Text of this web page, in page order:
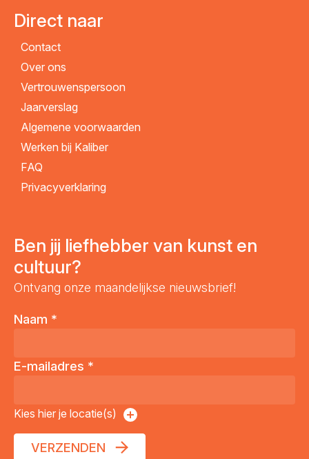
Direct naar
Contact
Over ons
Vertrouwenspersoon
Jaarverslag
Algemene voorwaarden
Werken bij Kaliber
FAQ
Privacyverklaring
Ben jij liefhebber van kunst en
cultuur?
Ontvang onze maandelijkse nieuwsbrief!
Naam *
E-mailadres *
Kies hier je locatie(s)
VERZENDEN